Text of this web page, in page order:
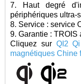
7. Haut degré
périphériques ultra-
8. Service : service
9. Garantie : TROIS
Cliquez sur QI2
magnétiques Chine